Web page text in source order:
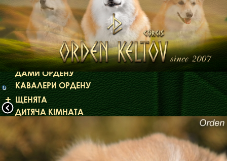
o
НОВИНИ
ДИТЯЧА КІМНАТА
КОНТАКТИ
НАШІ КОРГІ
ДАМИ ОРДЕНУ
КАВАЛЕРИ ОРДЕНУ
ЩЕНЯТА
ДИТЯЧА КІМНАТА
БІБЛІОТЕКА
МІФИ
ФАКТИ